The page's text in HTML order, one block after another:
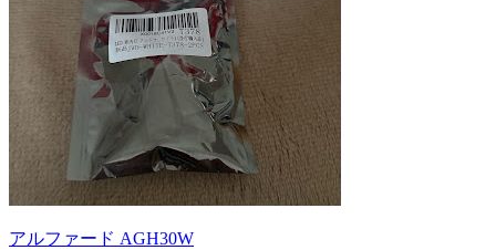
アルファード AGH30W